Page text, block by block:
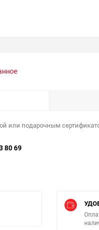
или подарочным
80 69